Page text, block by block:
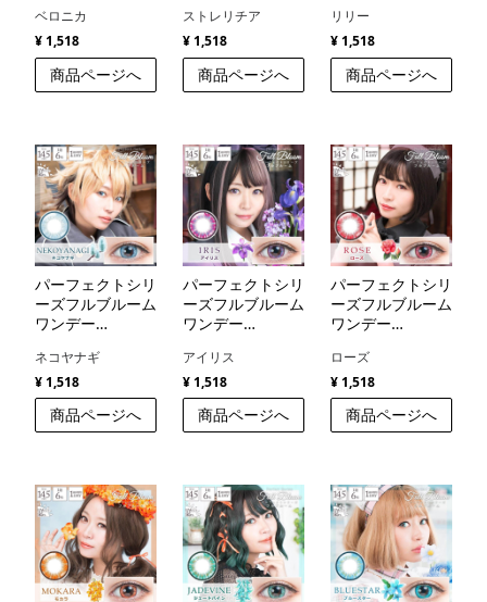
FullBloom1day）
ベロニカ
¥ 1,518
商品ページへ
FullBloom1day）
ストレリチア
¥ 1,518
商品ページへ
FullBloom1day）
リリー
¥ 1,518
商品ページへ
パーフェクトシリ
ーズフルブルーム
ワンデー
FullBloom1day）
ネコヤナギ
¥ 1,518
商品ページへ
パーフェクトシリ
ーズフルブルーム
ワンデー
FullBloom1day）
アイリス
¥ 1,518
商品ページへ
パーフェクトシリ
ーズフルブルーム
ワンデー
FullBloom1day）
ローズ
¥ 1,518
商品ページへ